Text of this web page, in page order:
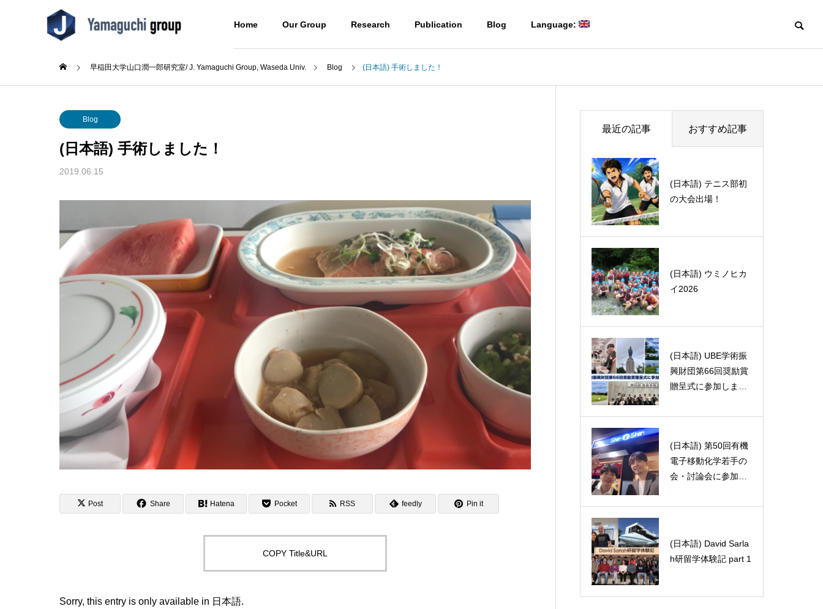
Home Our Group Research Publication Blog Language:
About Us
Members
研究室メンバー
同窓生
Access Collaboration
共同研究
Research
Building molecules
分子をつなぐ。
Destroying molecules
分子をぶっ壊す。
molecules
革新的な分子をつくる。
Blog
(日本語) テニス部初の大会出
場！
(日本語) ウミノヒカイ2026
(日本語) UBE学術振興財団第6
6回奨励賞贈呈式に参加しまし
た
(日本語) 第50回有機電子移動
化学若手の会・討論会に参加
しました。
体験記 part 1
早稲田大学山口潤一郎研究室/ J. Yamaguchi Group, Waseda Univ. Blog (日本語) 手術しました！
Blog
(日本語) 手術しました！
2019.06.15
Post Share Hatena Pocket RSS feedly Pin it
COPY Title&URL
Sorry, this entry is only available in 日本語.
最近の記事 おすすめ記事
(日本語) テニス部初
の大会出場！
(日本語) ウミノヒカ
イ2026
(日本語) UBE学術振
興財団第66回奨励賞
贈呈式に参加しまし
(日本語) 第50回有機
電子移動化学若手の
会・討論会に参加し
(日本語) David Sarla
h研留学体験記 part 1
グアクセスランキン
グ2019
Recommendation for
distillation tower
(日本語) 第57回天然
物化学談話会に参加
してきました
(日本語) バランスボ
(日本語) 19th ACCに
参加しました！